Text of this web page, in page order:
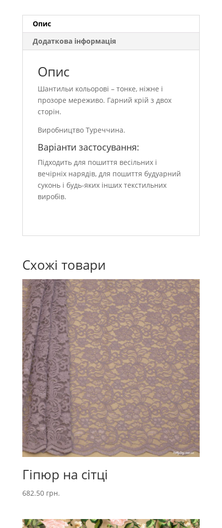
Опис
Додаткова інформація
Опис
Шантильи кольорові – тонке, ніжне і
прозоре мереживо. Гарний крій з двох
сторін.
Виробництво Туреччина.
Варіанти застосування:
Підходить для пошиття весільних і
вечірніх нарядів, для пошиття будуарний
суконь і будь-яких інших текстильних
виробів.
Схожі товари
Гіпюр на сітці
682.50 грн.